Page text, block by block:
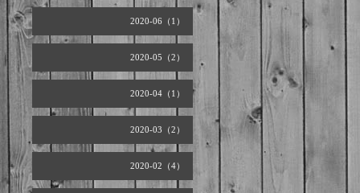
2020-06（1）
2020-05（2）
2020-04（1）
2020-03（2）
2020-02（4）